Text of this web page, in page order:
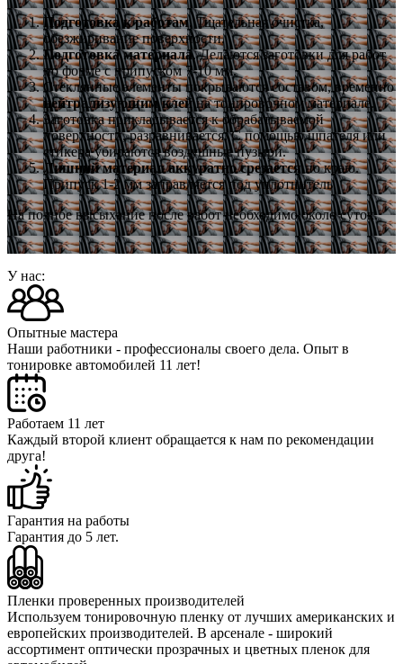
Подготовка к работам. Тщательная очистка,
обезжиривание поверхности.
Подготовка материала. Делаются заготовки для работ
по форме с припуском 7-10 мм.
Стеклянные элементы покрываются составом, временно
нейтрализующим клейна тонировочном материале.
Заготовка прикладывается к обрабатываемой
поверхности, разравнивается. С помощью шпателя или
стикера убираются воздушные пузыри.
Лишний материал аккуратно срезаетсяпо краю.
Припуск 1-2 мм заправляется под уплотнитель.
На полное высыхание после работ необходимо около суток.
У нас:
Опытные мастера
Наши работники - профессионалы своего дела. Опыт в
тонировке автомобилей 11 лет!
Работаем 11 лет
Каждый второй клиент обращается к нам по рекомендации
друга!
Гарантия на работы
Гарантия до 5 лет.
Пленки проверенных производителей
Используем тонировочную пленку от лучших американских и
европейских производителей. В арсенале - широкий
ассортимент оптически прозрачных и цветных пленок для